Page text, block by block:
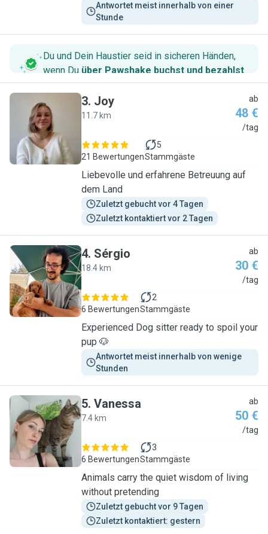
Antwortet meist innerhalb von einer
Stunde
Du und Dein Haustier seid in sicheren Händen,
wenn Du über Pawshake buchst und bezahlst.
J
3. Joy
11.7 km
ab
48 €
/tag
21 Bewertungen
5
Stammgäste
Liebevolle und erfahrene Betreuung auf
dem Land
Zuletzt gebucht vor 4 Tagen
Zuletzt kontaktiert vor 2 Tagen
S
4. Sérgio
18.4 km
ab
30 €
/tag
6 Bewertungen
2
Stammgäste
Experienced Dog sitter ready to spoil your
pup 🐶
Antwortet meist innerhalb von wenige
Stunden
V
5. Vanessa
7.4 km
ab
50 €
/tag
6 Bewertungen
3
Stammgäste
Animals carry the quiet wisdom of living
without pretending
Zuletzt gebucht vor 9 Tagen
Zuletzt kontaktiert: gestern